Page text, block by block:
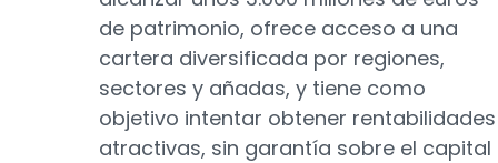
de patrimonio, ofrece acceso a una
cartera diversificada por regiones,
sectores y añadas, y tiene como
objetivo intentar obtener rentabilidades
atractivas, sin garantía sobre el capital